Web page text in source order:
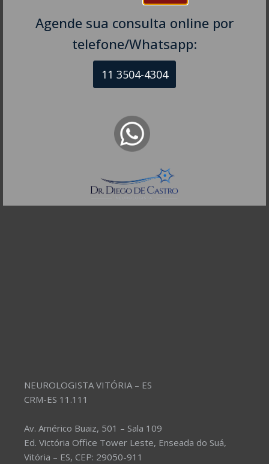
Agende sua consulta online por
telefone/Whatsapp:
11 3504-4304
humanidade e sustentabilidade. Destinado ao
público em geral.
NEUROLOGISTA EM SÃO PAULO – SP
R. Itapeva, 518 - sala 1301
Bela Vista - São Paulo - SP
NEUROLOGISTA VITÓRIA – ES
CRM-ES 11.111
Av. Américo Buaiz, 501 – Sala 109
Ed. Victória Office Tower Leste, Enseada do Suá,
Vitória – ES, CEP: 29050-911